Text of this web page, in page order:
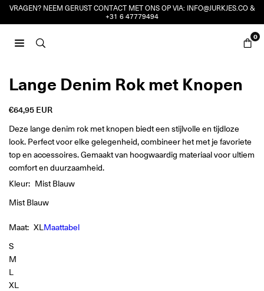
VRAGEN? NEEM GERUST CONTACT MET ONS OP VIA: INFO@JURKJES.CO&
+31 6 47779494
0
Lange Denim Rok met Knopen
Reguliere
prijs
€64,95 EUR
Deze lange denim rok met knopen biedt een stijlvolle en tijdloze
look. Perfect voor elke gelegenheid, combineer het met je favoriete
top en accessoires. Gemaakt van hoogwaardig materiaal voor ultiem
comfort en duurzaamheid.
Kleur: Mist Blauw
Mist Blauw
Maat: XL Maattabel
S
M
L
XL